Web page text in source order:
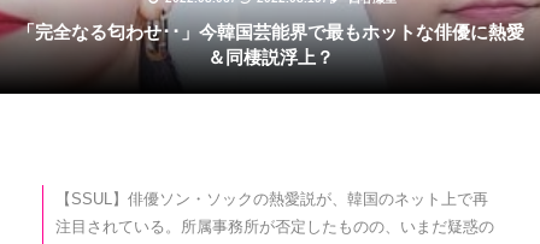
「完全なる匂わせ･･」今韓国芸能界で最もホットな俳優に熱愛
＆同棲説浮上？
【SSUL】俳優ソン・ソックの熱愛説が、韓国のネット上で再
注目されている。所属事務所が否定したものの、いまだ疑惑の